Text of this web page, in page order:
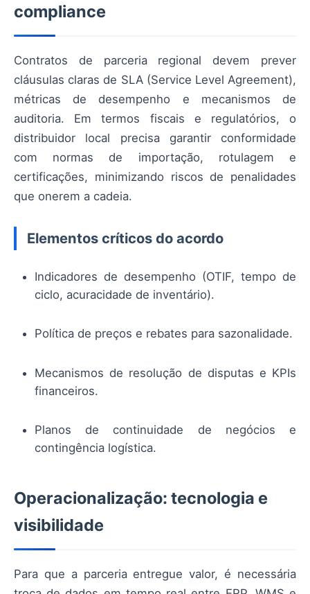
compliance
Contratos de parceria regional devem prever
cláusulas claras de SLA (Service Level Agreement),
métricas de desempenho e mecanismos de
auditoria. Em termos fiscais e regulatórios, o
distribuidor local precisa garantir conformidade
com normas de importação, rotulagem e
certificações, minimizando riscos de penalidades
que onerem a cadeia.
Elementos críticos do acordo
Indicadores de desempenho (OTIF, tempo de
ciclo, acuracidade de inventário).
Política de preços e rebates para sazonalidade.
Mecanismos de resolução de disputas e KPIs
financeiros.
Planos de continuidade de negócios e
contingência logística.
Operacionalização: tecnologia e
visibilidade
Para que a parceria entregue valor, é necessária